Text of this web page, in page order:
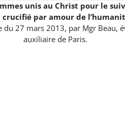
unis au Christ pour le
crucifié par amour de
du 27 mars 2013, par Mgr Beau,
auxiliaire de Paris.